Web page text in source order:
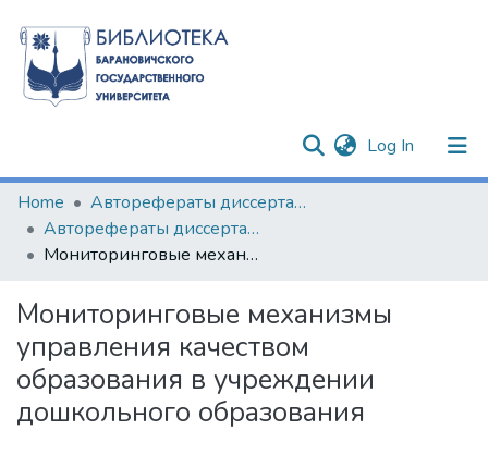
Log In (current)
Communities & Collections
All of DSpace
Home
Авторефераты диссертаций
Авторефераты диссертаций
Мониторинговые механизмы управления качеством образования в учреждении дошкольного образования
Мониторинговые механизмы
управления качеством
образования в учреждении
дошкольного образования